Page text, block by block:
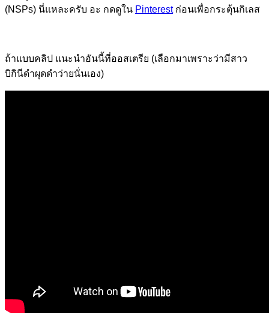
(NSPs) นี่แหละครับ อะ กดดูใน Pinterestก่อนเพื่อกระตุ้นกิเลส
ถ้าแบบคลิป แนะนำอันนี้ที่ออสเตรีย (เลือกมาเพราะว่ามีสาว
บิกินีดำผุดดำว่ายนั่นเอง)